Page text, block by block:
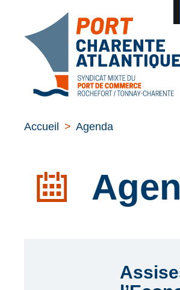
Accueil > Agenda